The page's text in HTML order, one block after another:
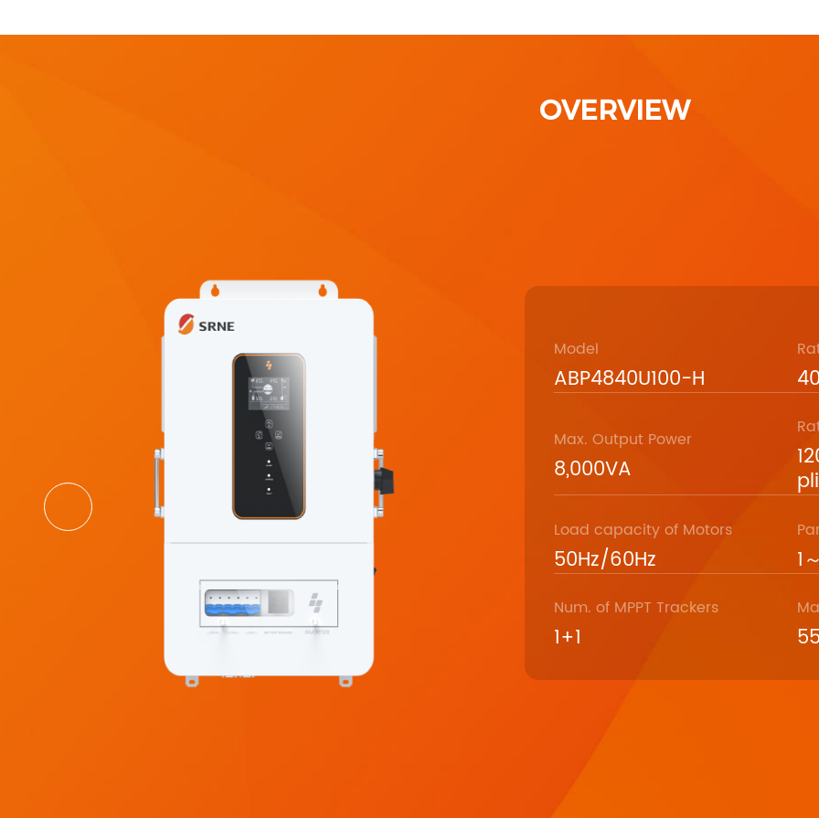
OVERVIEW
Model
ABP4840U100-H
Max. Output Power
8,000VA
Load capacity of Motors
50Hz/60Hz 1
Num. of MPPT Trackers
1+1